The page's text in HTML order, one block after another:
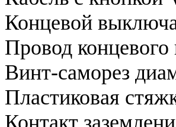
Концевой
Провод
Винт-саморез
Пластиковая